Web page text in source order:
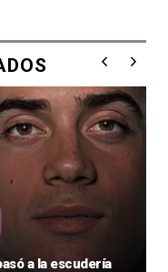
a la escudería